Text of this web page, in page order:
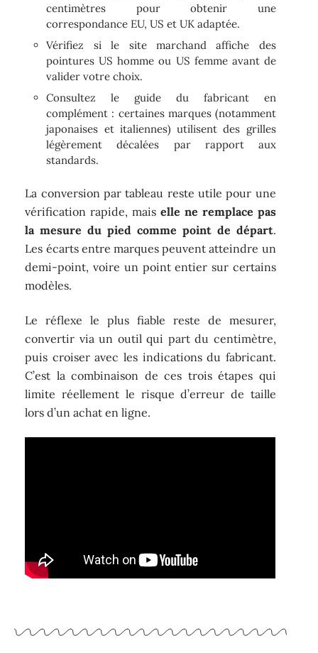
centimètres pour obtenir une
correspondance EU, US et UK adaptée.
Vérifiez si le site marchand affiche des
pointures US homme ou US femme avant de
valider votre choix.
Consultez le guide du fabricant en
complément : certaines marques (notamment
japonaises et italiennes) utilisent des grilles
légèrement décalées par rapport aux
standards.
La conversion par tableau reste utile pour une
vérification rapide, mais elle ne remplace pas
la mesure du pied comme point de départ.
Les écarts entre marques peuvent atteindre un
demi-point, voire un point entier sur certains
modèles.
Le réflexe le plus fiable reste de mesurer,
convertir via un outil qui part du centimètre,
puis croiser avec les indications du fabricant.
C’est la combinaison de ces trois étapes qui
limite réellement le risque d’erreur de taille
lors d’un achat en ligne.